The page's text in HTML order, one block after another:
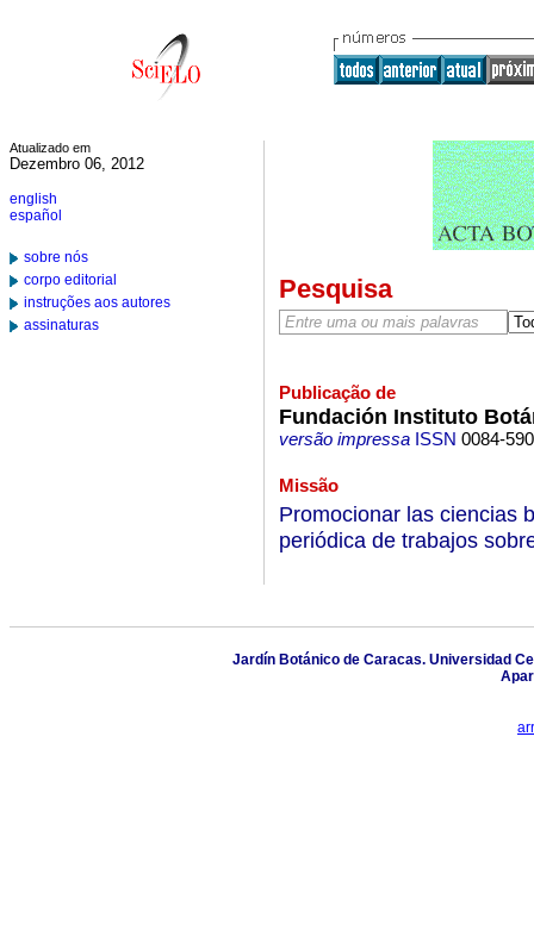
Atualizado em
Dezembro 06, 2012
english
español
sobre nós
corpo editorial
instruções aos autores
assinaturas
Pesquisa
Publicação de
Fundación Instituto
versão impressaISSN 0084-
Missão
Promocionar las ciencias
periódica de trabajos
Jardín Botánico de Caracas. Universidad